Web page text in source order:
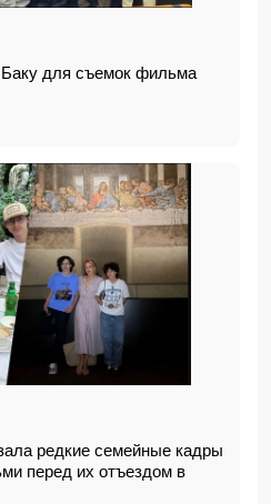
для съемок фильма
редкие семейные кадры
перед их отъездом в